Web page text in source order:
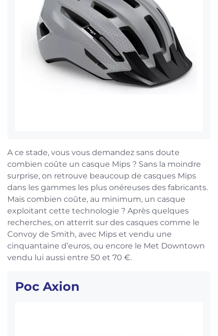
A ce stade, vous vous demandez sans doute
combien coûte un casque Mips ? Sans la moindre
surprise, on retrouve beaucoup de casques Mips
dans les gammes les plus onéreuses des fabricants.
Mais combien coûte, au minimum, un casque
exploitant cette technologie ? Après quelques
recherches, on atterrit sur des casques comme le
Convoy de Smith, avec Mips et vendu une
cinquantaine d’euros, ou encore le Met Downtown
vendu lui aussi entre 50 et 70 €.
Poc Axion